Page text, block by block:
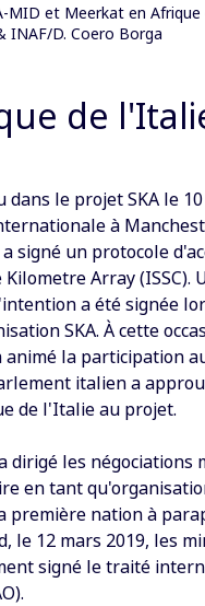
MID et Meerkat en
INAF/D. Coero Borga
de
le projet SKA le
à
signé un protocole
Array (ISSC).
a été signée
SKA. À cette
la participation
italien a
de l'Italie au projet.
dirigé les
en tant
première nation à
le 12 mars 2019, les
signé le traité